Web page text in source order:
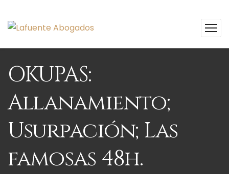
OKUPAS:
Allanamiento;
Usurpación; Las
famosas 48h.